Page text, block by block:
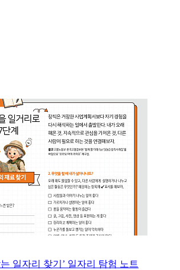
일자리 찾기’ 일자리 탐험 노트